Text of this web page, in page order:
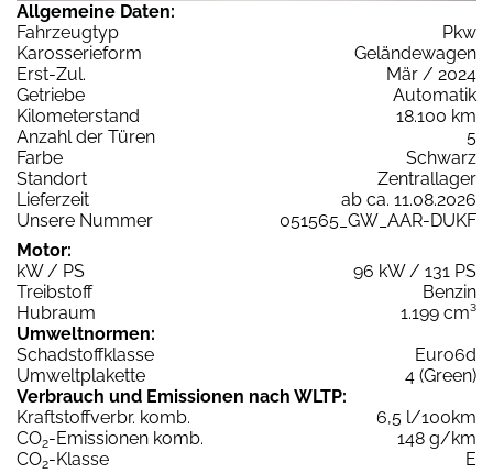
Allgemeine Daten:
Fahrzeugtyp
Pkw
Karosserieform
Geländewagen
Erst-Zul.
Mär / 2024
Getriebe
Automatik
Kilometerstand
18.100 km
Anzahl der Türen
5
Farbe
Schwarz
Standort
Zentrallager
Lieferzeit
ab ca. 11.08.2026
Unsere Nummer
051565_GW_AAR-DUKF
Motor:
kW / PS
96 kW / 131 PS
Treibstoff
Benzin
Hubraum
1.199 cm³
Umweltnormen:
Schadstoffklasse
Euro6d
Umweltplakette
4 (Green)
Verbrauch und Emissionen nach WLTP:
Kraftstoffverbr. komb.
6,5 l/100km
CO2-Emissionen komb.
148 g/km
CO2-Klasse
E